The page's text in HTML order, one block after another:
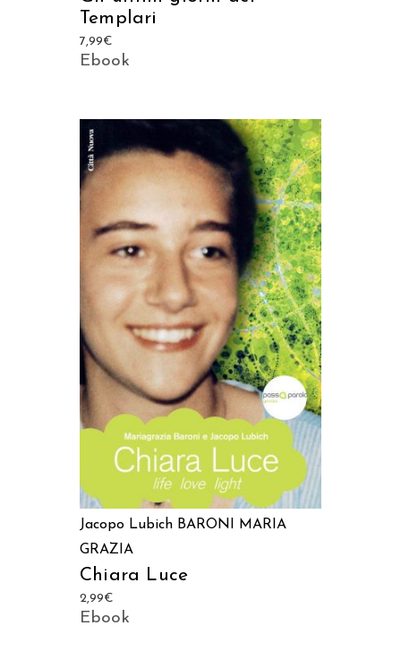
Templari
7,99€
Ebook
AGGIUNGI AL CARRELLO
Jacopo Lubich BARONI MARIA
GRAZIA
Chiara Luce
2,99€
Ebook